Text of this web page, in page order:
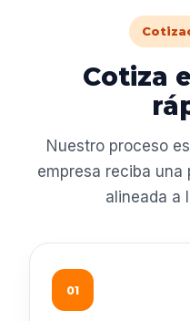
Cotiza
Nuestro proceso
empresa reciba una
alineada a
01